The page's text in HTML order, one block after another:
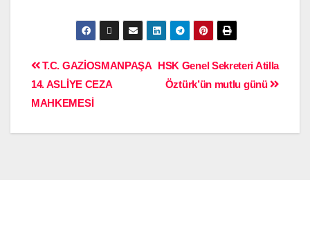
HSK Genel Sekreteri Atilla
Öztürk’ün mutlu günü
T.C. GAZİOSMANPAŞA
14. ASLİYE CEZA
MAHKEMESİ